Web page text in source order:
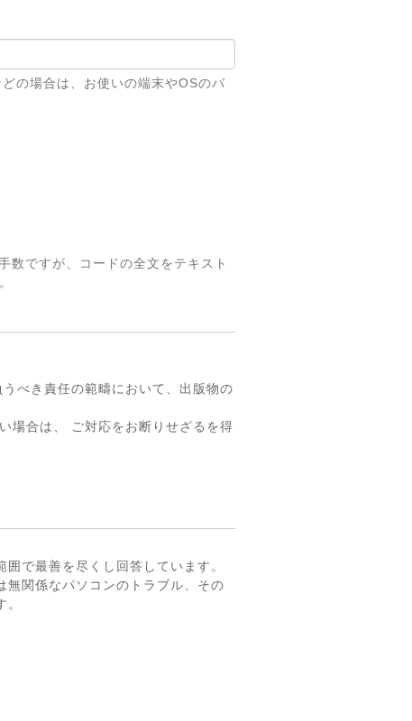
の場合は、お使いの端末やOSのバ
ですが、コードの全文をテキスト
べき責任の範疇において、出版物の
場合は、 ご対応をお断りせざるを得
で最善を尽くし回答しています。
無関係なパソコンのトラブル、その